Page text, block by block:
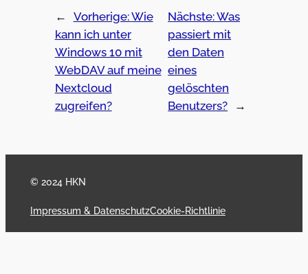
← Vorherige:Wie
kann ich unter
Windows 10 mit
WebDAV auf meine
Nextcloud
zugreifen?
Nächste:Was
passiert mit
den Daten
eines
gelöschten
Benutzers?
→
© 2024 HKN
Impressum & DatenschutzCookie-Richtlinie